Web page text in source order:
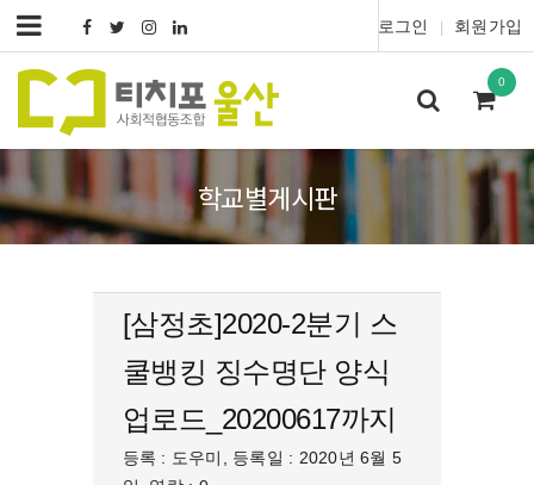
로그인 회원가입
0
학교별게시판
[삼정초]2020-2분기 스
쿨뱅킹 징수명단 양식
업로드_20200617까지
등록 : 도우미, 등록일 : 2020년 6월 5